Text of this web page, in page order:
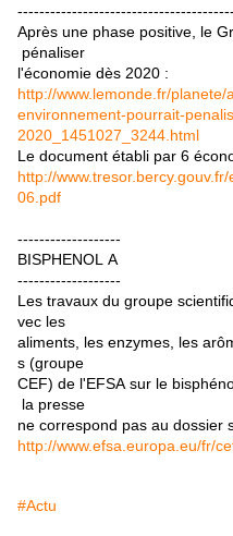
Après une phase positive, le
pénaliser
l'économie dès 2020 :
http://www.lemonde.fr/
environnement-pourrait-
2020_1451027_3244.html
Le document établi par 6
http://
06.pdf
-------------------
BISPHENOL A
-------------------
Les travaux du groupe
vec les
aliments, les enzymes, les
s (groupe
CEF) de l'EFSA sur le
la presse
ne correspond pas au dossier
http://www.efsa.europa.eu/fr/
#Actu